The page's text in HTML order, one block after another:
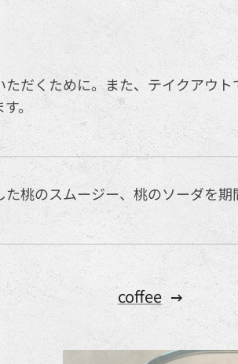
だくために。また、テイクアウ
。
桃のスムージー、桃のソーダを
coffee